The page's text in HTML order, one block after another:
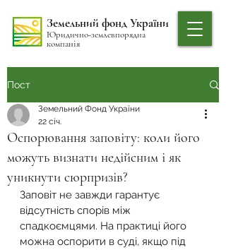
Земельний фонд України
Юридично-землевпорядна
компанія
Пост
Оспорювання заповіту: коли його
можуть визнати недійсним і як
уникнути сюрпризів?
Земельний Фонд України
22 січ.
Заповіт не завжди гарантує
відсутність спорів між
спадкоємцями. На практиці його
можна оспорити в суді, якщо під